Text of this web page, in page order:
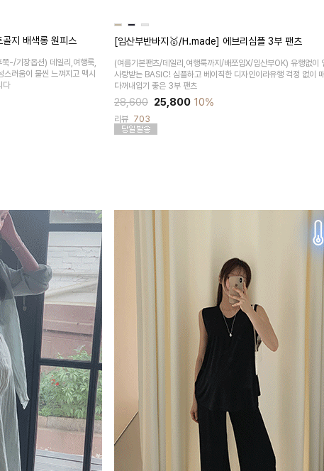
지 배색롱 원피스
쭉-/기장옵션) 데일리,여행룩,
러움이 물씬 느껴지고 맥시
다
[임산부반바지🥇/H.made] 에브리심플 3부 팬츠
(여름기본팬츠/데일리,여행룩까지/배쪼임X/임산부OK) 유행없이
사랑받는 BASIC! 심플하고 베이직한 디자인이라유행 걱정 없이
다꺼내입기 좋은 3부 팬츠
28,600 25,800 10%
리뷰 703